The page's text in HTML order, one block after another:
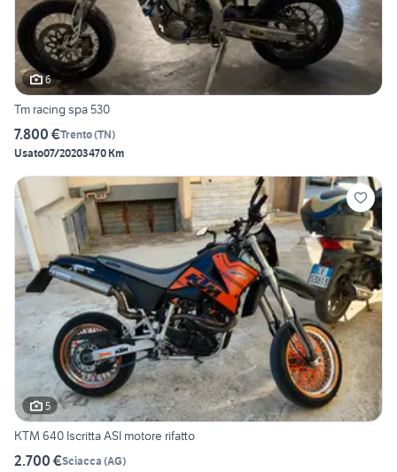
6
Tm racing spa 530
7.800 €Trento(TN)
Usato07/20203470 Km
5
KTM 640 Iscritta ASI motore rifatto
2.700 €Sciacca (AG)